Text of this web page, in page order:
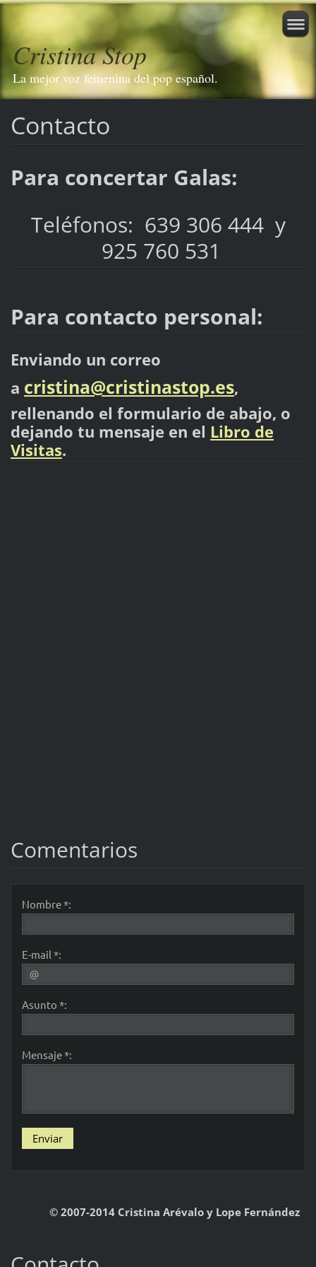
Cristina Stop
La mejor voz femenina del pop español.
Contacto
Para concertar Galas:
Teléfonos: 639 306 444 y
925 760 531
Para contacto personal:
Enviando un correo
a cristina@cristinastop.es,
rellenando el formulario de abajo, o
dejando tu mensaje en el Libro de
Visitas.
Comentarios
Nombre *:
E-mail *:
Asunto *:
Mensaje *:
© 2007-2014 Cristina Arévalo y Lope Fernández